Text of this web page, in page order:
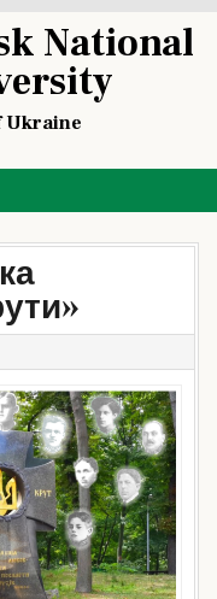
National
Ukraine